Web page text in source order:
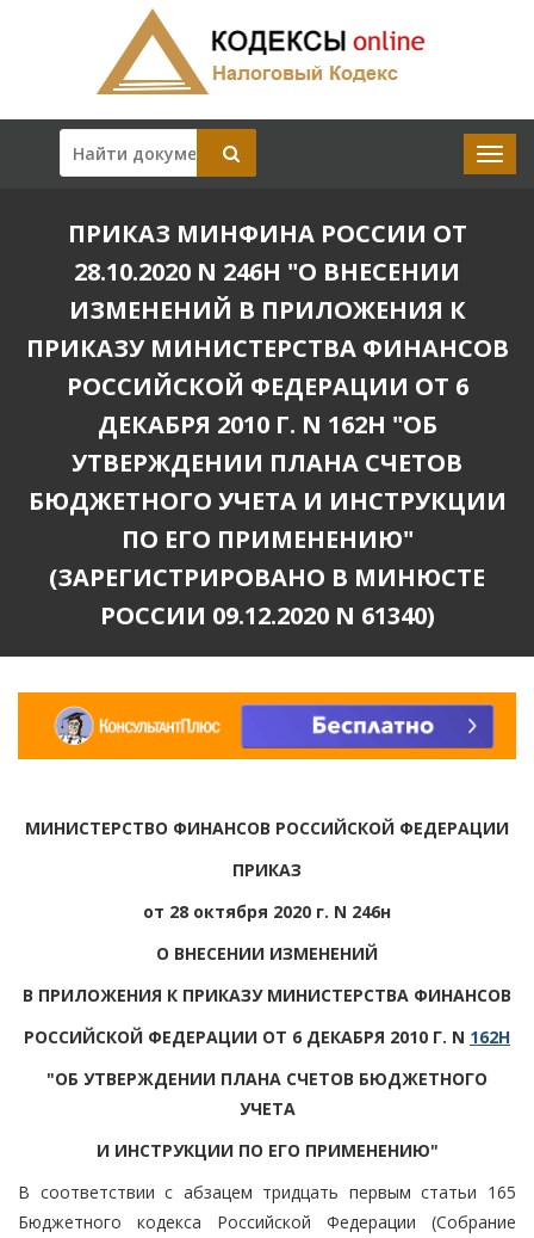
ПРИКАЗ МИНФИНА РОССИИ ОТ
28.10.2020 N 246Н "О ВНЕСЕНИИ
ИЗМЕНЕНИЙ В ПРИЛОЖЕНИЯ К
ПРИКАЗУ МИНИСТЕРСТВА ФИНАНСОВ
РОССИЙСКОЙ ФЕДЕРАЦИИ ОТ 6
ДЕКАБРЯ 2010 Г. N 162Н "ОБ
УТВЕРЖДЕНИИ ПЛАНА СЧЕТОВ
БЮДЖЕТНОГО УЧЕТА И ИНСТРУКЦИИ
ПО ЕГО ПРИМЕНЕНИЮ"
(ЗАРЕГИСТРИРОВАНО В МИНЮСТЕ
РОССИИ 09.12.2020 N 61340)
МИНИСТЕРСТВО ФИНАНСОВ РОССИЙСКОЙ ФЕДЕРАЦИИ
ПРИКАЗ
от 28 октября 2020 г. N 246н
О ВНЕСЕНИИ ИЗМЕНЕНИЙ
В ПРИЛОЖЕНИЯ К ПРИКАЗУ МИНИСТЕРСТВА ФИНАНСОВ
РОССИЙСКОЙ ФЕДЕРАЦИИ ОТ 6 ДЕКАБРЯ 2010 Г. N 162Н
"ОБ УТВЕРЖДЕНИИ ПЛАНА СЧЕТОВ БЮДЖЕТНОГО
УЧЕТА
И ИНСТРУКЦИИ ПО ЕГО ПРИМЕНЕНИЮ"
В соответствии с абзацем тридцать первым статьи 165
Бюджетного кодекса Российской Федерации (Собрание